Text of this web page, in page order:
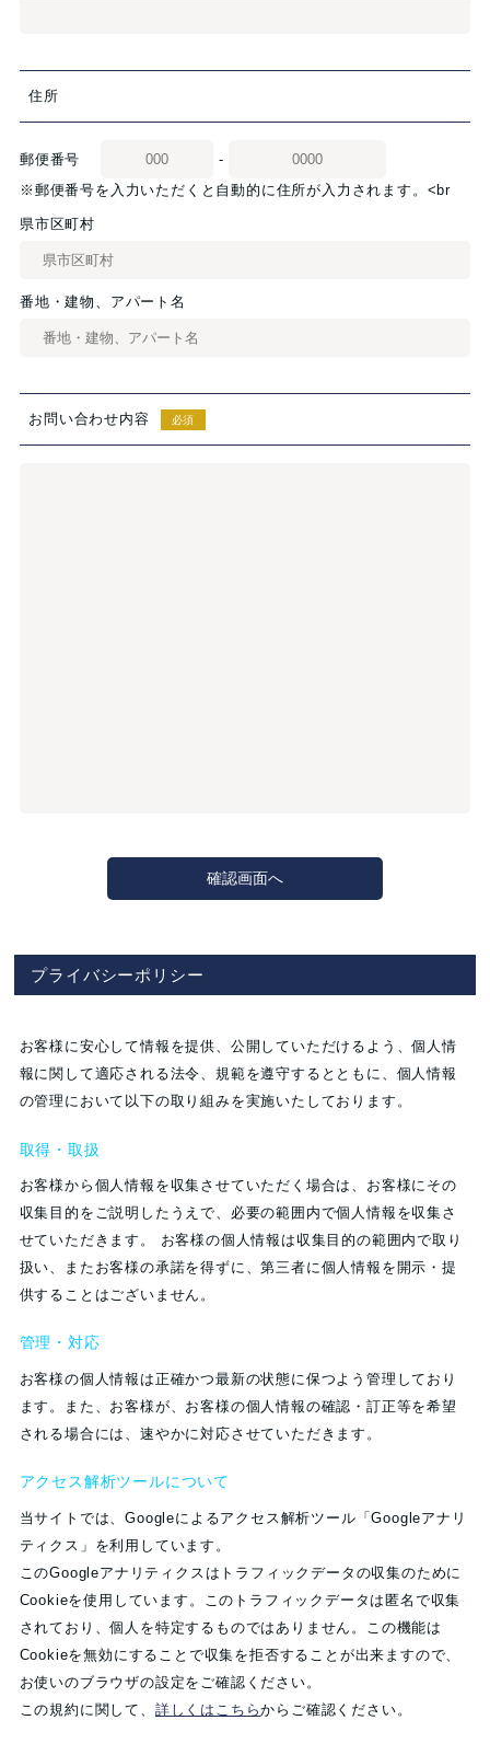
住所
郵便番号
-
※郵便番号を入力いただくと自動的に住所が入力されます。 <br
県市区町村
番地・建物、アパート名
お問い合わせ内容 必須
プライバシーポリシー
お客様に安心して情報を提供、公開していただけるよう、個人情
報に関して適応される法令、規範を遵守するとともに、個人情報
の管理において以下の取り組みを実施いたしております。
取得・取扱
お客様から個人情報を収集させていただく場合は、お客様にその
収集目的をご説明したうえで、必要の範囲内で個人情報を収集さ
せていただきます。 お客様の個人情報は収集目的の範囲内で取り
扱い、またお客様の承諾を得ずに、第三者に個人情報を開示・提
供することはございません。
管理・対応
お客様の個人情報は正確かつ最新の状態に保つよう管理しており
ます。また、お客様が、お客様の個人情報の確認・訂正等を希望
される場合には、速やかに対応させていただきます。
アクセス解析ツールについて
当サイトでは、Googleによるアクセス解析ツール「Googleアナリ
ティクス」を利用しています。
このGoogleアナリティクスはトラフィックデータの収集のために
Cookieを使用しています。このトラフィックデータは匿名で収集
されており、個人を特定するものではありません。この機能は
Cookieを無効にすることで収集を拒否することが出来ますので、
お使いのブラウザの設定をご確認ください。
この規約に関して、 詳しくはこちらからご確認ください。